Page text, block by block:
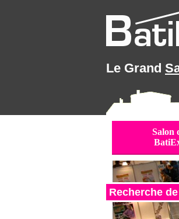
Le Grand
Salon
Recherche